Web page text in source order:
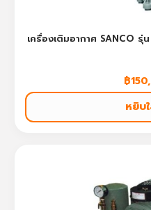
เครื่องเติมอากาศ SANCO
฿
หยิบ